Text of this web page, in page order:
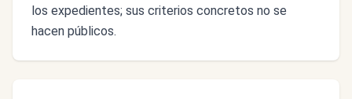
los expedientes; sus criterios concretos no se
hacen públicos.